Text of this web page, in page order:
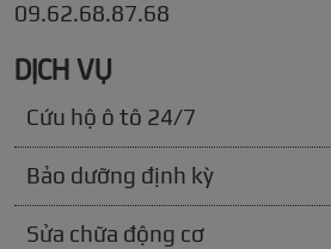
09.62.68.87.68
DỊCH VỤ
Cứu hộ ô tô 24/7
Bảo dưỡng định kỳ
Sửa chữa động cơ